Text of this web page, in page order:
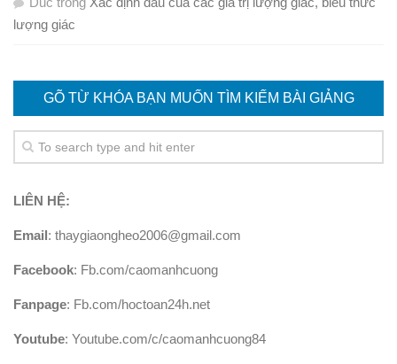
lượng giác
GÕ TỪ KHÓA BẠN MUỐN TÌM KIẾM BÀI GIẢNG
LIÊN HỆ:
Email: thaygiaongheo2006@gmail.com
Facebook: Fb.com/caomanhcuong
Fanpage: Fb.com/hoctoan24h.net
Youtube: Youtube.com/c/caomanhcuong84